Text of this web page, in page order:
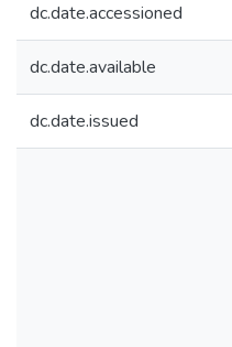
dc.date.accessioned
dc.date.available
dc.date.issued